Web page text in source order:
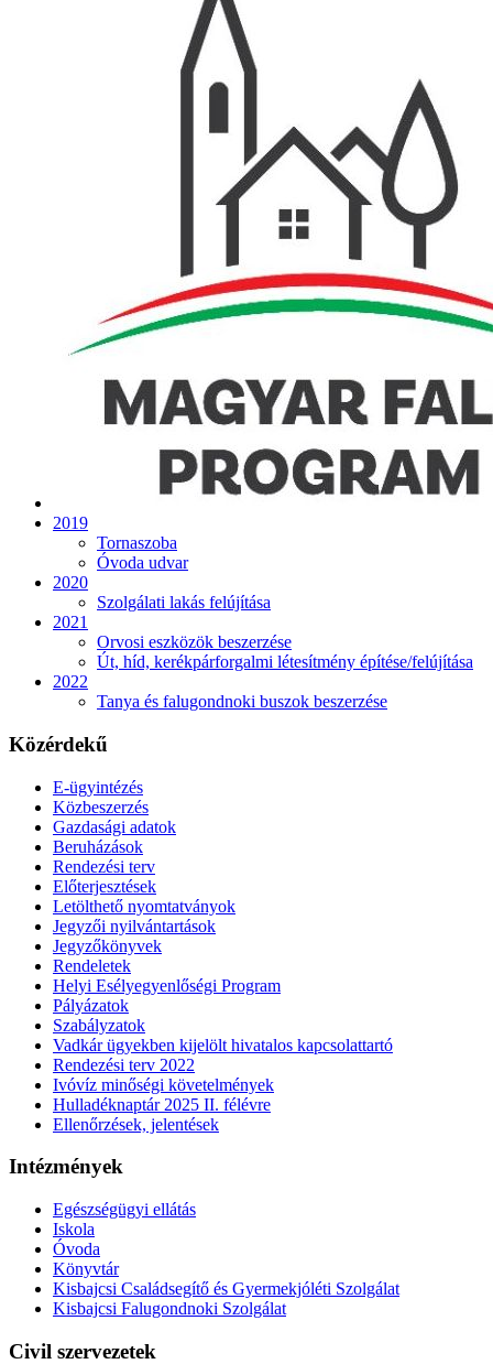
2019
Tornaszoba
Óvoda udvar
2020
Szolgálati lakás felújítása
2021
Orvosi eszközök beszerzése
Út, híd, kerékpárforgalmi létesítmény építése/felújítása
2022
Tanya és falugondnoki buszok beszerzése
Közérdekű
E-ügyintézés
Közbeszerzés
Gazdasági adatok
Beruházások
Rendezési terv
Előterjesztések
Letölthető nyomtatványok
Jegyzői nyilvántartások
Jegyzőkönyvek
Rendeletek
Helyi Esélyegyenlőségi Program
Pályázatok
Szabályzatok
Vadkár ügyekben kijelölt hivatalos kapcsolattartó
Rendezési terv 2022
Ivóvíz minőségi követelmények
Hulladéknaptár 2025 II. félévre
Ellenőrzések, jelentések
Intézmények
Egészségügyi ellátás
Iskola
Óvoda
Könyvtár
Kisbajcsi Családsegítő és Gyermekjóléti Szolgálat
Kisbajcsi Falugondnoki Szolgálat
Civil szervezetek